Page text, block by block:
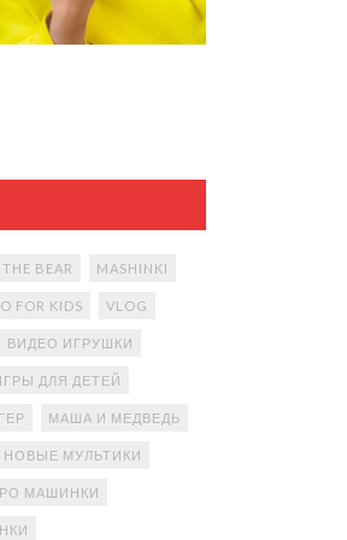
BEAR MASHINKI
FOR KIDS VLOG
ВИДЕО ИГРУШКИ
ДЛЯ ДЕТЕЙ
МАША И МЕДВЕДЬ
НОВЫЕ МУЛЬТИКИ
МАШИНКИ